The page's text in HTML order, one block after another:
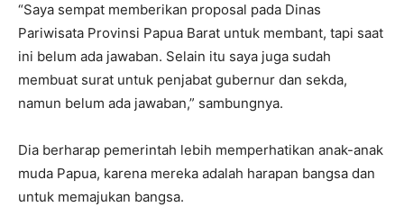
“Saya sempat memberikan proposal pada Dinas
Pariwisata Provinsi Papua Barat untuk membant, tapi saat
ini belum ada jawaban. Selain itu saya juga sudah
membuat surat untuk penjabat gubernur dan sekda,
namun belum ada jawaban,” sambungnya.
Dia berharap pemerintah lebih memperhatikan anak-anak
muda Papua, karena mereka adalah harapan bangsa dan
untuk memajukan bangsa.